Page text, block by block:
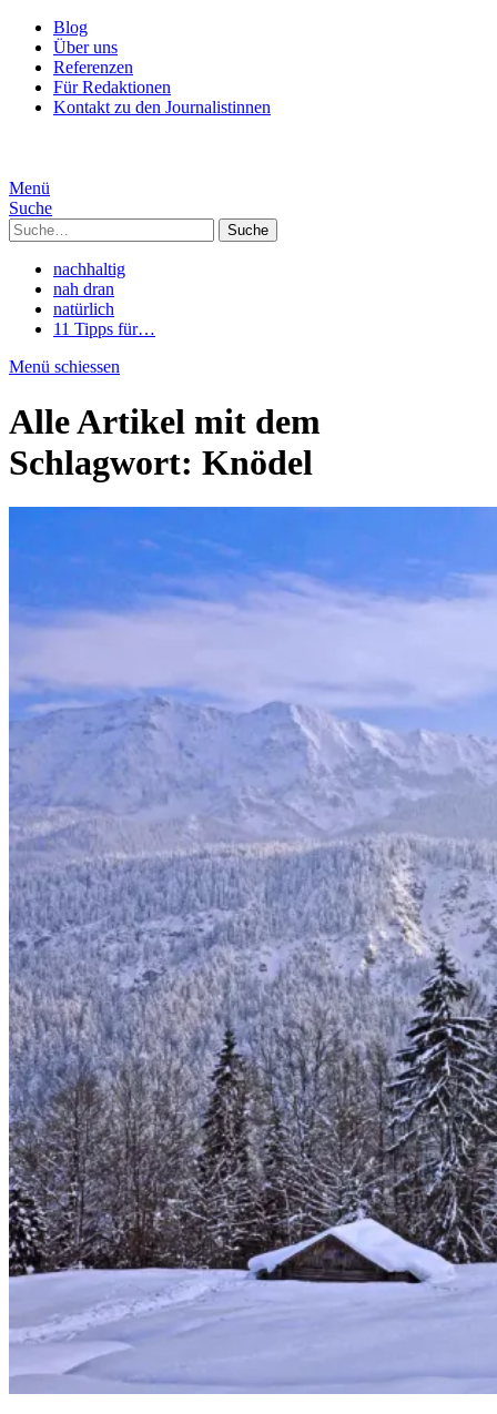
Blog
Über uns
Referenzen
Für Redaktionen
Kontakt zu den Journalistinnen
Menü
Suche
Suche
nachhaltig
nah dran
natürlich
11 Tipps für…
Menü schiessen
Alle Artikel mit dem
Schlagwort: Knödel